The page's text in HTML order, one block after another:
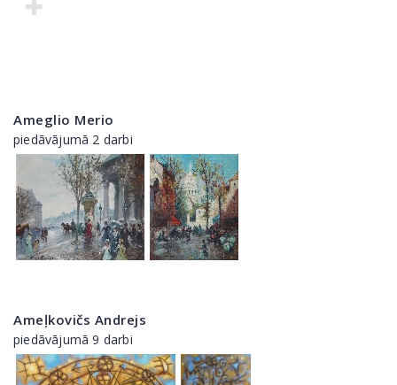
Ameglio Merio
piedāvājumā 2 darbi
Ameļkovičs Andrejs
piedāvājumā 9 darbi